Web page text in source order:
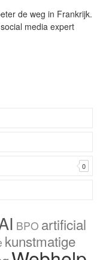
de weg in Frankrijk.
media expert
0
BPO artificial
kunstmatige